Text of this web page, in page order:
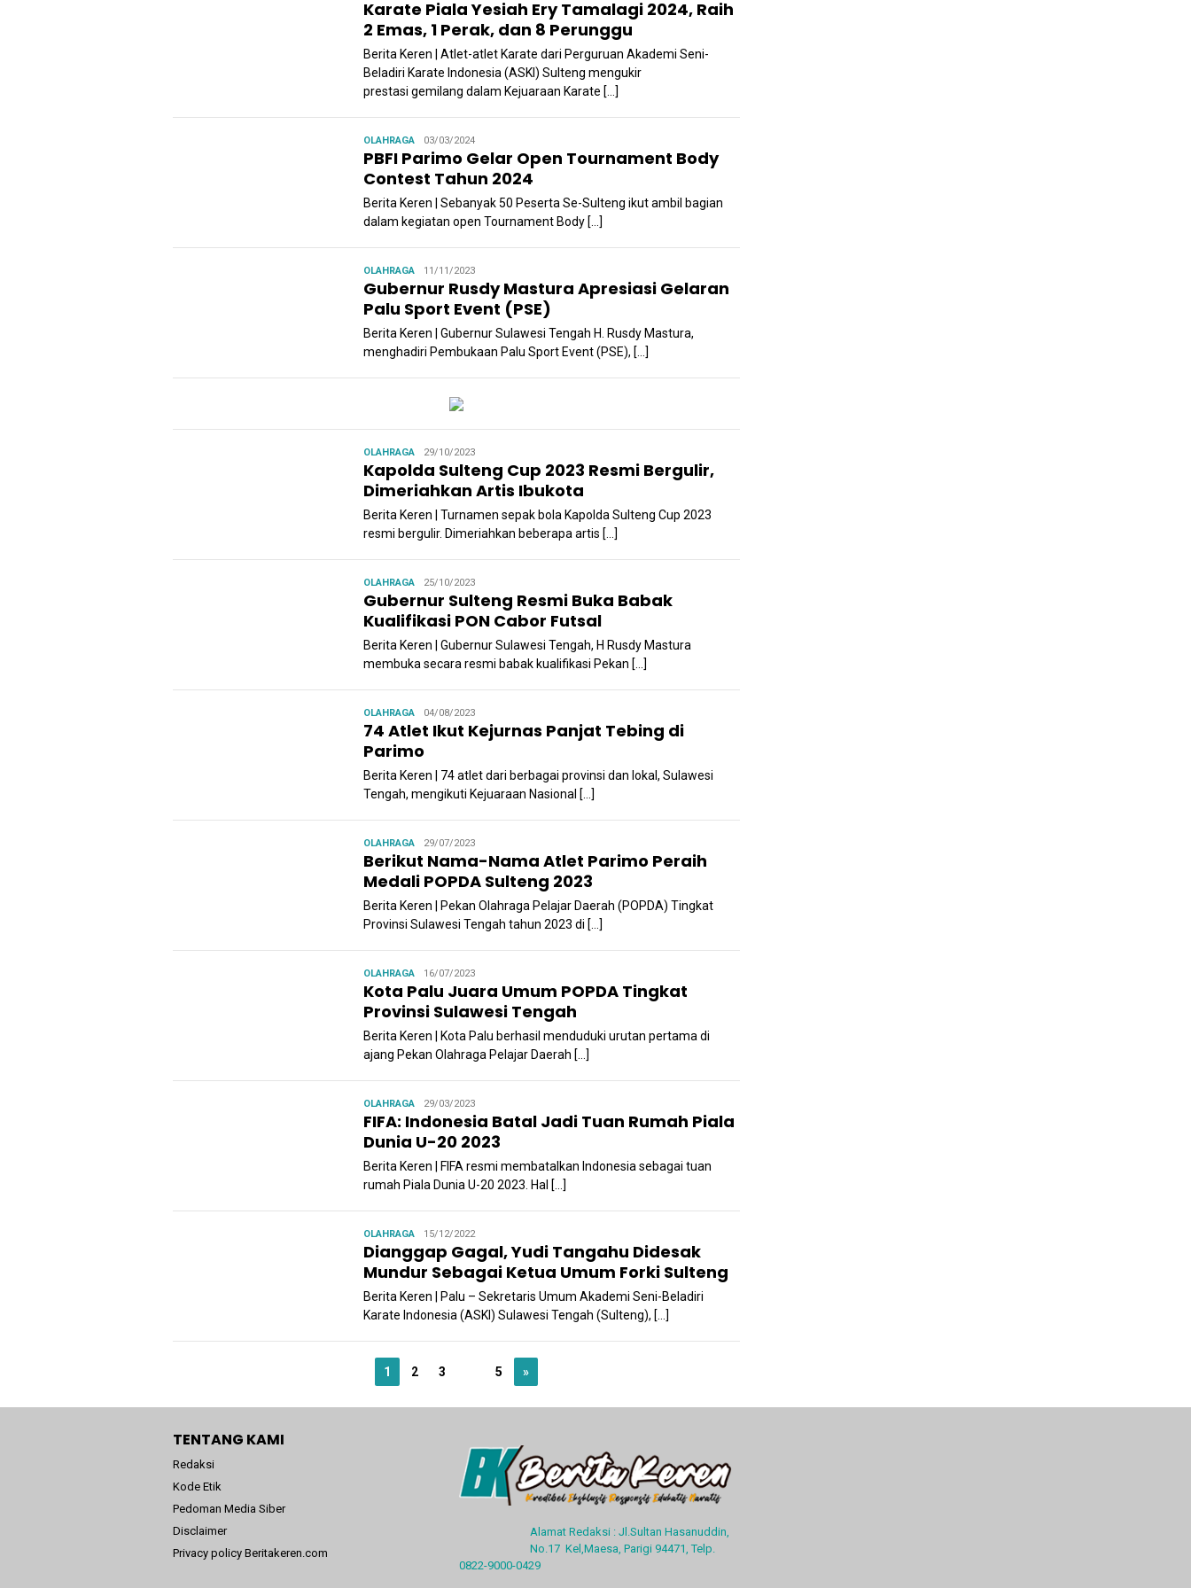
Karate Piala Yesiah Ery Tamalagi 2024, Raih
2 Emas, 1 Perak, dan 8 Perunggu
Berita Keren | Atlet-atlet Karate dari Perguruan Akademi Seni-
Beladiri Karate Indonesia (ASKI) Sulteng mengukir
prestasi gemilang dalam Kejuaraan Karate […]
OLAHRAGAAdmin
03/03/2024
PBFI Parimo Gelar Open Tournament Body
Contest Tahun 2024
Berita Keren | Sebanyak 50 Peserta Se-Sulteng ikut ambil bagian
dalam kegiatan open Tournament Body […]
OLAHRAGAAdmin
11/11/2023
Gubernur Rusdy Mastura Apresiasi Gelaran
Palu Sport Event (PSE)
Berita Keren | Gubernur Sulawesi Tengah H. Rusdy Mastura,
menghadiri Pembukaan Palu Sport Event (PSE), […]
OLAHRAGAAdmin
29/10/2023
Kapolda Sulteng Cup 2023 Resmi Bergulir,
Dimeriahkan Artis Ibukota
Berita Keren | Turnamen sepak bola Kapolda Sulteng Cup 2023
resmi bergulir. Dimeriahkan beberapa artis […]
OLAHRAGAAdmin
25/10/2023
Gubernur Sulteng Resmi Buka Babak
Kualifikasi PON Cabor Futsal
Berita Keren | Gubernur Sulawesi Tengah, H Rusdy Mastura
membuka secara resmi babak kualifikasi Pekan […]
OLAHRAGAAdmin
04/08/2023
74 Atlet Ikut Kejurnas Panjat Tebing di
Parimo
Berita Keren | 74 atlet dari berbagai provinsi dan lokal, Sulawesi
Tengah, mengikuti Kejuaraan Nasional […]
OLAHRAGAAdmin
29/07/2023
Berikut Nama-Nama Atlet Parimo Peraih
Medali POPDA Sulteng 2023
Berita Keren | Pekan Olahraga Pelajar Daerah (POPDA) Tingkat
Provinsi Sulawesi Tengah tahun 2023 di […]
OLAHRAGAAdmin
16/07/2023
Kota Palu Juara Umum POPDA Tingkat
Provinsi Sulawesi Tengah
Berita Keren | Kota Palu berhasil menduduki urutan pertama di
ajang Pekan Olahraga Pelajar Daerah […]
OLAHRAGAAdmin
29/03/2023
FIFA: Indonesia Batal Jadi Tuan Rumah Piala
Dunia U-20 2023
Berita Keren | FIFA resmi membatalkan Indonesia sebagai tuan
rumah Piala Dunia U-20 2023. Hal […]
OLAHRAGAAdmin
15/12/2022
Dianggap Gagal, Yudi Tangahu Didesak
Mundur Sebagai Ketua Umum Forki Sulteng
Berita Keren | Palu – Sekretaris Umum Akademi Seni-Beladiri
Karate Indonesia (ASKI) Sulawesi Tengah (Sulteng), […]
1 2 3 5 »
TENTANG KAMI
Redaksi
Kode Etik
Pedoman Media Siber
Disclaimer
Privacy policy Beritakeren.com
Alamat Redaksi : Jl.Sultan Hasanuddin,
No.17 Kel,Maesa, Parigi 94471, Telp.
0822-9000-0429